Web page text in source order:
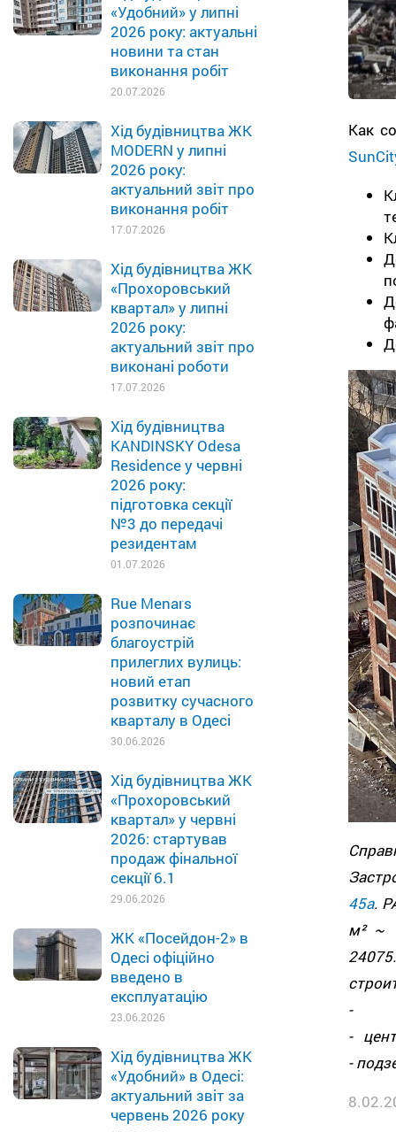
«Удобний» у липні
2026 року: актуальні
новини та стан
виконання робіт
20.07.2026
Хід будівництва ЖК
MODERN у липні
2026 року:
актуальний звіт про
виконання робіт
17.07.2026
Хід будівництва ЖК
«Прохоровський
квартал» у липні
2026 року:
актуальний звіт про
виконані роботи
17.07.2026
Хід будівництва
KANDINSKY Odesa
Residence у червні
2026 року:
підготовка секції
№3 до передачі
резидентам
01.07.2026
Rue Menars
розпочинає
благоустрій
прилеглих вулиць:
новий етап
розвитку сучасного
кварталу в Одесі
30.06.2026
Хід будівництва ЖК
«Прохоровський
квартал» у червні
2026: стартував
продаж фінальної
секції 6.1
29.06.2026
ЖК «Посейдон-2» в
Одесі офіційно
введено в
експлуатацію
23.06.2026
Хід будівництва ЖК
«Удобний» в Одесі:
актуальний звіт за
червень 2026 року
Как
45а.
м² ~
-
-
-